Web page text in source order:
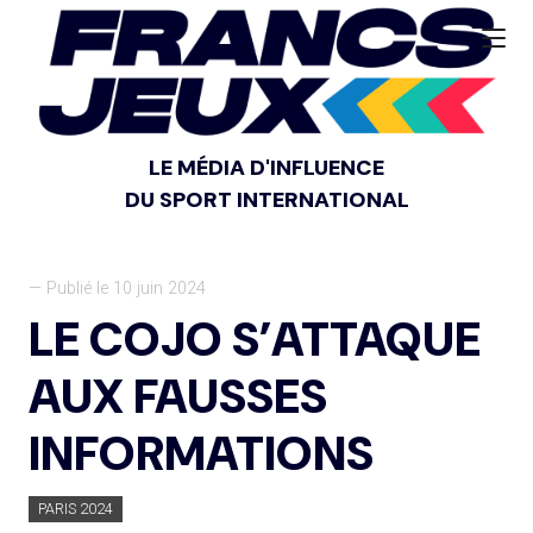
LE MÉDIA D'INFLUENCE
DU SPORT INTERNATIONAL
— Publié le 10 juin 2024
LE COJO S’ATTAQUE
AUX FAUSSES
INFORMATIONS
PARIS 2024